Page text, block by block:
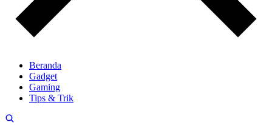
Beranda
Gadget
Gaming
Tips & Trik